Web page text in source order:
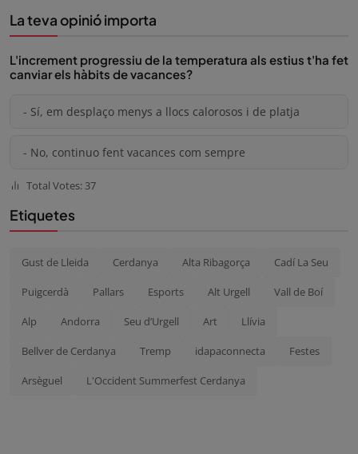
La teva opinió importa
L'increment progressiu de la temperatura als estius t'ha fet
canviar els hàbits de vacances?
- Sí, em desplaço menys a llocs calorosos i de platja
- No, continuo fent vacances com sempre
Total Votes: 37
Etiquetes
Gust de Lleida Cerdanya Alta Ribagorça Cadí La Seu
Puigcerdà Pallars Esports Alt Urgell Vall de Boí
Alp Andorra Seu d’Urgell Art Llívia
Bellver de Cerdanya Tremp idapaconnecta Festes
Arsèguel L'Occident Summerfest Cerdanya